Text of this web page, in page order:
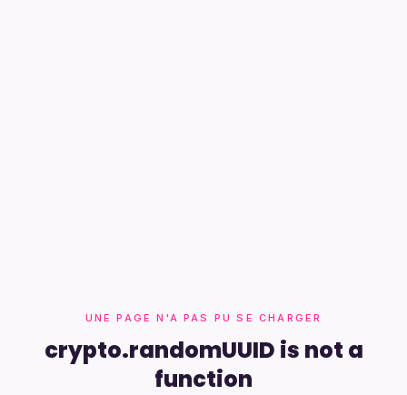
UNE PAGE N'A PAS PU SE CHARGER
crypto.randomUUID is not a
function